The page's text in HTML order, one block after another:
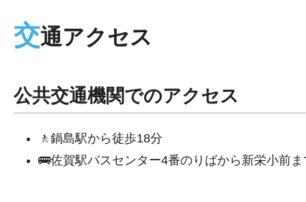
交通アクセス
公共交通機関でのアクセス
🚶鍋島駅から徒歩18分
🚌佐賀駅バスセンター4番のりばから新栄小前